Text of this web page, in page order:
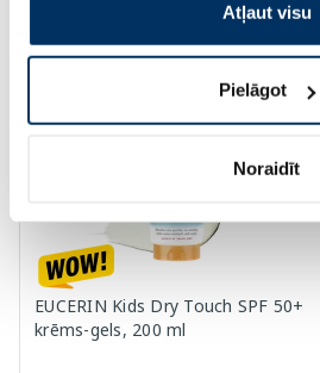
Atļaut visu
Pielāgot
Noraidīt
Vairāk...
EUCERIN Kids Dry Touch SPF 50+
krēms-gels, 200 ml